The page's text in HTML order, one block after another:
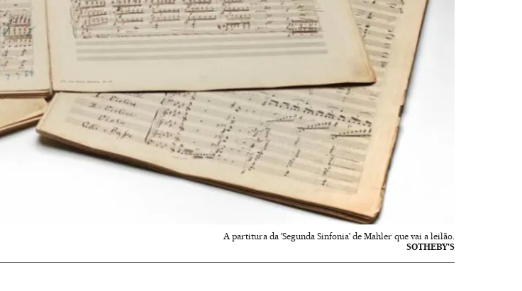
A partitura da 'Segunda Sinfonia' de Mahler que vai a leilão.
SOTHEBY'S